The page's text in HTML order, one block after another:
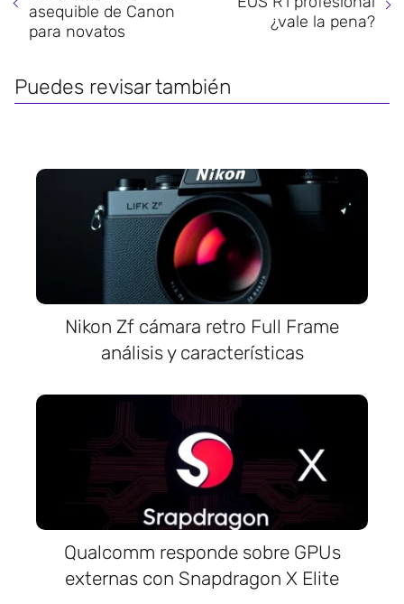
asequible de Canon
para novatos
¿vale la pena?
Puedes revisar también
Nikon Zf cámara retro Full Frame
análisis y características
Qualcomm responde sobre GPUs
externas con Snapdragon X Elite